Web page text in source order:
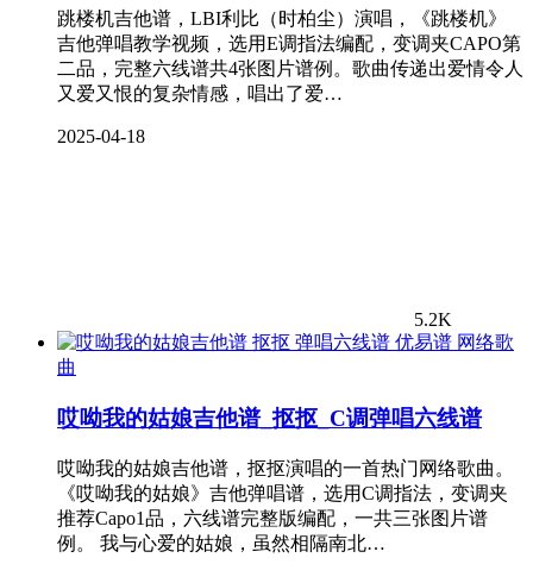
跳楼机吉他谱，LBI利比（时柏尘）演唱，《跳楼机》
吉他弹唱教学视频，选用E调指法编配，变调夹CAPO第
二品，完整六线谱共4张图片谱例。歌曲传递出爱情令人
又爱又恨的复杂情感，唱出了爱…
2025-04-18
5.2K
网络歌
曲
哎呦我的姑娘吉他谱_抠抠_C调弹唱六线谱
哎呦我的姑娘吉他谱，抠抠演唱的一首热门网络歌曲。
《哎呦我的姑娘》吉他弹唱谱，选用C调指法，变调夹
推荐Capo1品，六线谱完整版编配，一共三张图片谱
例。 我与心爱的姑娘，虽然相隔南北…